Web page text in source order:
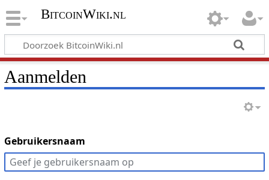
BitcoinWiki.nl
Aanmelden
Gebruikersnaam